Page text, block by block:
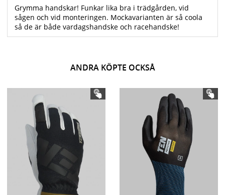
Grymma handskar! Funkar lika bra i trädgården, vid
sågen och vid monteringen. Mockavarianten är så coola
så de är både vardagshandske och racehandske!
ANDRA KÖPTE OCKSÅ